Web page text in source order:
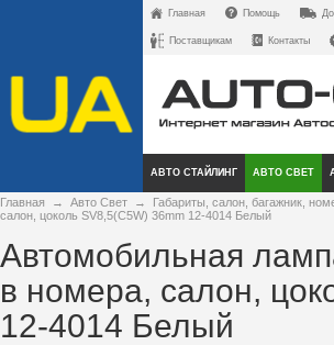
Главная Помощь
Поставщикам Контакты
АВТО СТАЙЛИНГ АВТО СВЕТ
Главная → Авто Свет → Габариты, салон, багажник,
салон, цоколь SV8,5(C5W) 36mm 12-4014 Белый
Автомобильная
в номера, салон,
12-4014 Белый